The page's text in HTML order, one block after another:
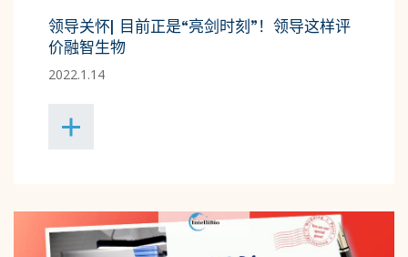
领导关怀| 目前正是“亮剑时刻”！领导这样评
价融智生物
2022.1.14